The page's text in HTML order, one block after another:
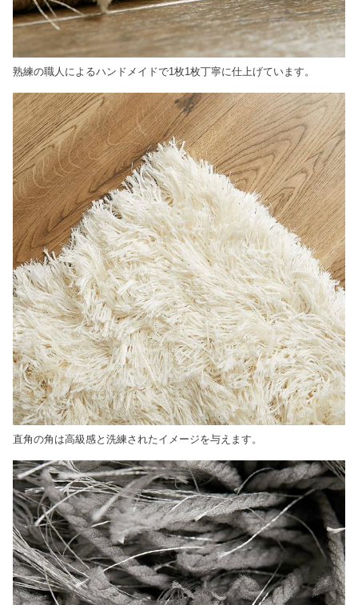
熟練の職人によるハンドメイドで1枚1枚丁寧に仕上げています。
直角の角は高級感と洗練されたイメージを与えます。